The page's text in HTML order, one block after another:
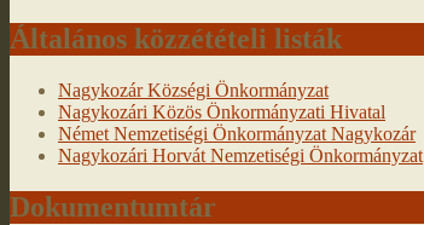
Általános közzétételi listák
Nagykozár Községi Önkormányzat
Nagykozári Közös Önkormányzati Hivatal
Német Nemzetiségi Önkormányzat Nagykozár
Nagykozári Horvát Nemzetiségi Önkormányzat
Dokumentumtár